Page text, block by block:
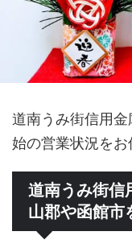
道南うみ街信用
始の営業状況をお
道南うみ街信
山郡や函館市